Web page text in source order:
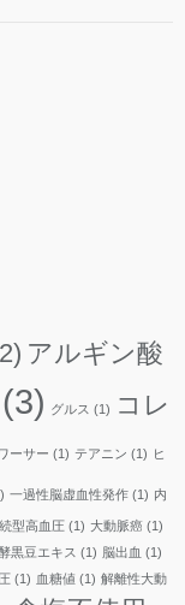
アルギン酸
(3) グルス (1)
コレ
ーサー (1) テアニン (1) ヒ
一過性脳虚血性発作 (1) 内
型高血圧 (1) 大動脈癌 (1)
黒豆エキス (1) 脳出血 (1)
(1) 血糖値 (1) 解離性大動